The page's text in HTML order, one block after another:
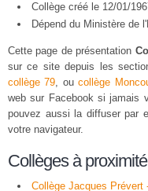
Collège créé le 12/01/
Dépend du Ministère de
Cette page de présentation
sur ce site depuis les
collège 79, oucollège
web sur Facebook si jamais
pouvez aussi la diffuser par
votre navigateur.
Collèges à proximité
Collège Jacques Prévert